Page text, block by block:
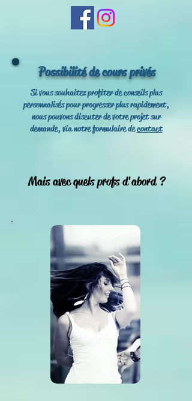
Possibilité de cours privés
Si vous souhaitez profiter de conseils plus
personnalisés pour progresser plus rapidement,
nous pouvons discuter de votre projet sur
demande, via notre formulaire decontact
Mais avec quels profs d'abord ?